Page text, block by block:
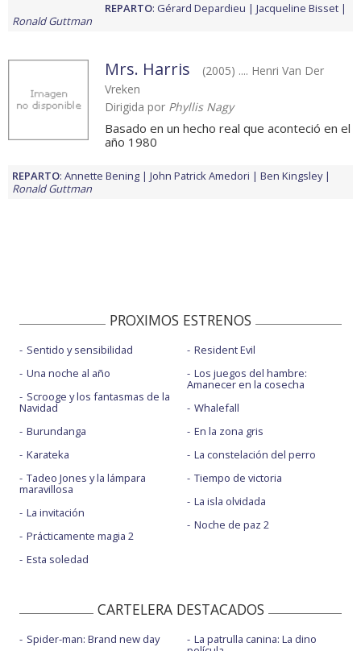
REPARTO: Gérard Depardieu
Jacqueline Bisset
Ronald Guttman
Mrs. Harris
(2005) .... Henri Van Der
Vreken
Dirigida por Phyllis Nagy
Basado en un hecho real que aconteció en el
año 1980
REPARTO: Annette Bening John Patrick Amedori
Ben Kingsley
Ronald Guttman
PROXIMOS ESTRENOS
Sentido y sensibilidad
Una noche al año
Scrooge y los fantasmas de la
Navidad
Burundanga
Karateka
Tadeo Jones y la lámpara
maravillosa
La invitación
Prácticamente magia 2
Esta soledad
Resident Evil
Los juegos del hambre:
Amanecer en la cosecha
Whalefall
En la zona gris
La constelación del perro
Tiempo de victoria
La isla olvidada
Noche de paz 2
CARTELERA DESTACADOS
Spider-man: Brand new day
La patrulla canina: La dino